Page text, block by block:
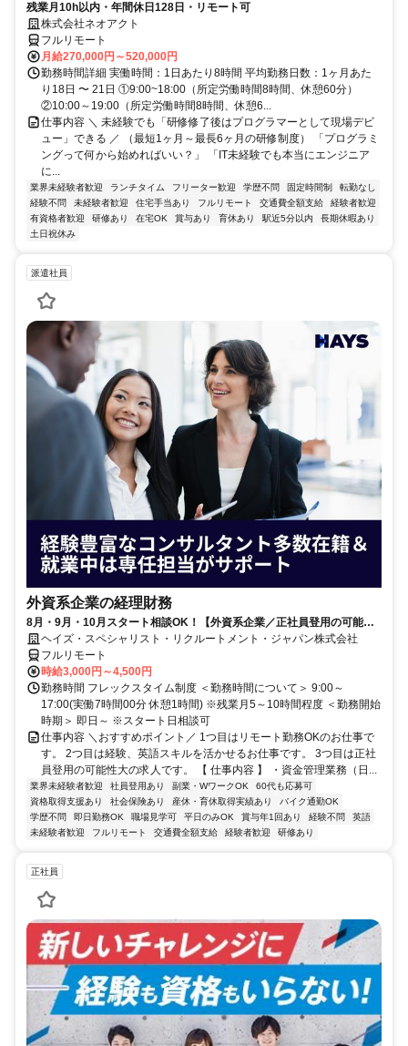
残業月10h以内・年間休日128日・リモート可
株式会社ネオアクト
フルリモート
月給270,000円～520,000円
勤務時間詳細 実働時間：1日あたり8時間 平均勤務日数：1ヶ月あた
り18日 〜 21日 ①9:00~18:00（所定労働時間8時間、休憩60分）
②10:00～19:00（所定労働時間8時間、休憩6...
仕事内容 ＼ 未経験でも「研修修了後はプログラマーとして現場デビ
ュー」できる ／ （最短1ヶ月～最長6ヶ月の研修制度） 「プログラミ
ングって何から始めればいい？」 「IT未経験でも本当にエンジニア
に...
業界未経験者歓迎 ランチタイム フリーター歓迎 学歴不問 固定時間制
転勤なし
経験不問
未経験者歓迎 住宅手当あり フルリモート 交通費全額支給
経験者歓迎
有資格者歓迎
研修あり 在宅OK 賞与あり 育休あり 駅近5分以内
長期休暇あり
土日祝休み
派遣社員
外資系企業の経理財務
8月・9月・10月スタート相談OK！【外資系企業／正社員登用の可能性
大／700万～800万／リモート勤務OK】経理財務
ヘイズ・スペシャリスト・リクルートメント・ジャパン株式会社
フルリモート
時給3,000円～4,500円
勤務時間 フレックスタイム制度 ＜勤務時間について＞ 9:00～
17:00(実働7時間00分 休憩1時間) ※残業月5～10時間程度 ＜勤務開始
時期＞ 即日～ ※スタート日相談可
仕事内容 ＼おすすめポイント／ 1つ目はリモート勤務OKのお仕事で
す。 2つ目は経験、英語スキルを活かせるお仕事です。 3つ目は正社
員登用の可能性大の求人です。 【 仕事内容 】 ・資金管理業務（日...
業界未経験者歓迎 社員登用あり 副業・WワークOK
60代も応募可
資格取得支援あり
社会保険あり 産休・育休取得実績あり
バイク通勤OK
学歴不問
即日勤務OK 職場見学可 平日のみOK 賞与年1回あり 経験不問
英語
未経験者歓迎
フルリモート 交通費全額支給 経験者歓迎 研修あり
正社員